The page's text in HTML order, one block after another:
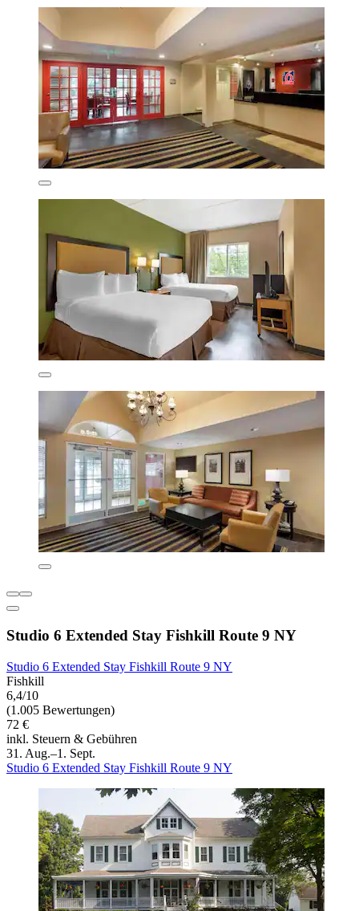
Studio 6 Extended Stay Fishkill Route 9 NY
Studio 6 Extended Stay Fishkill Route 9 NY
Fishkill
6,4/10
(1.005 Bewertungen)
72 €
inkl. Steuern & Gebühren
31. Aug.–1. Sept.
Studio 6 Extended Stay Fishkill Route 9 NY